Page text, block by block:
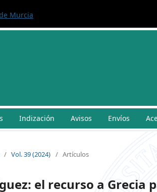
Indización Avisos Envíos
/ Vol. 39 (2024) / Artículos
el recurso a Grecia